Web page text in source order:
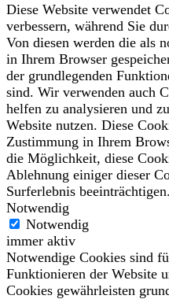
Diese Website verwendet
verbessern, während Sie
Von diesen werden die als
in Ihrem Browser
der grundlegenden
sind. Wir verwenden auch
helfen zu analysieren und
Website nutzen. Diese
Zustimmung in Ihrem
die Möglichkeit, diese
Ablehnung einiger dieser
Surferlebnis beeinträchtigen.
Notwendig
Notwendig
immer aktiv
Notwendige Cookies sind
Funktionieren der Website
Cookies gewährleisten